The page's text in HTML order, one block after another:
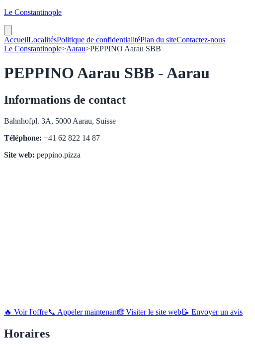
Le Constantinople
AccueilLocalitésPolitique de confidentialitéPlan du siteContactez-nous
Le Constantinople>Aarau>PEPPINO Aarau SBB
PEPPINO Aarau SBB - Aarau
Informations de contact
Bahnhofpl. 3A, 5000 Aarau, Suisse
Téléphone: +41 62 822 14 87
Site web: peppino.pizza
🔥 Voir l'offre📞 Appeler maintenant🌐 Visiter le site web📝 Envoyer un avis
Horaires